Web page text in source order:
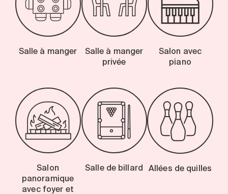
Salle à manger
Salle à manger
privée
Salon avec
piano
Salon
panoramique
avec foyer et
Salle de billard Allées de quilles